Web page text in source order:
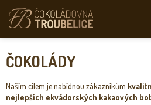
obsah
ČOKOLÁDY
Naším cílem je nabídnou zákazníkům
nejlepších ekvádorských kakaových